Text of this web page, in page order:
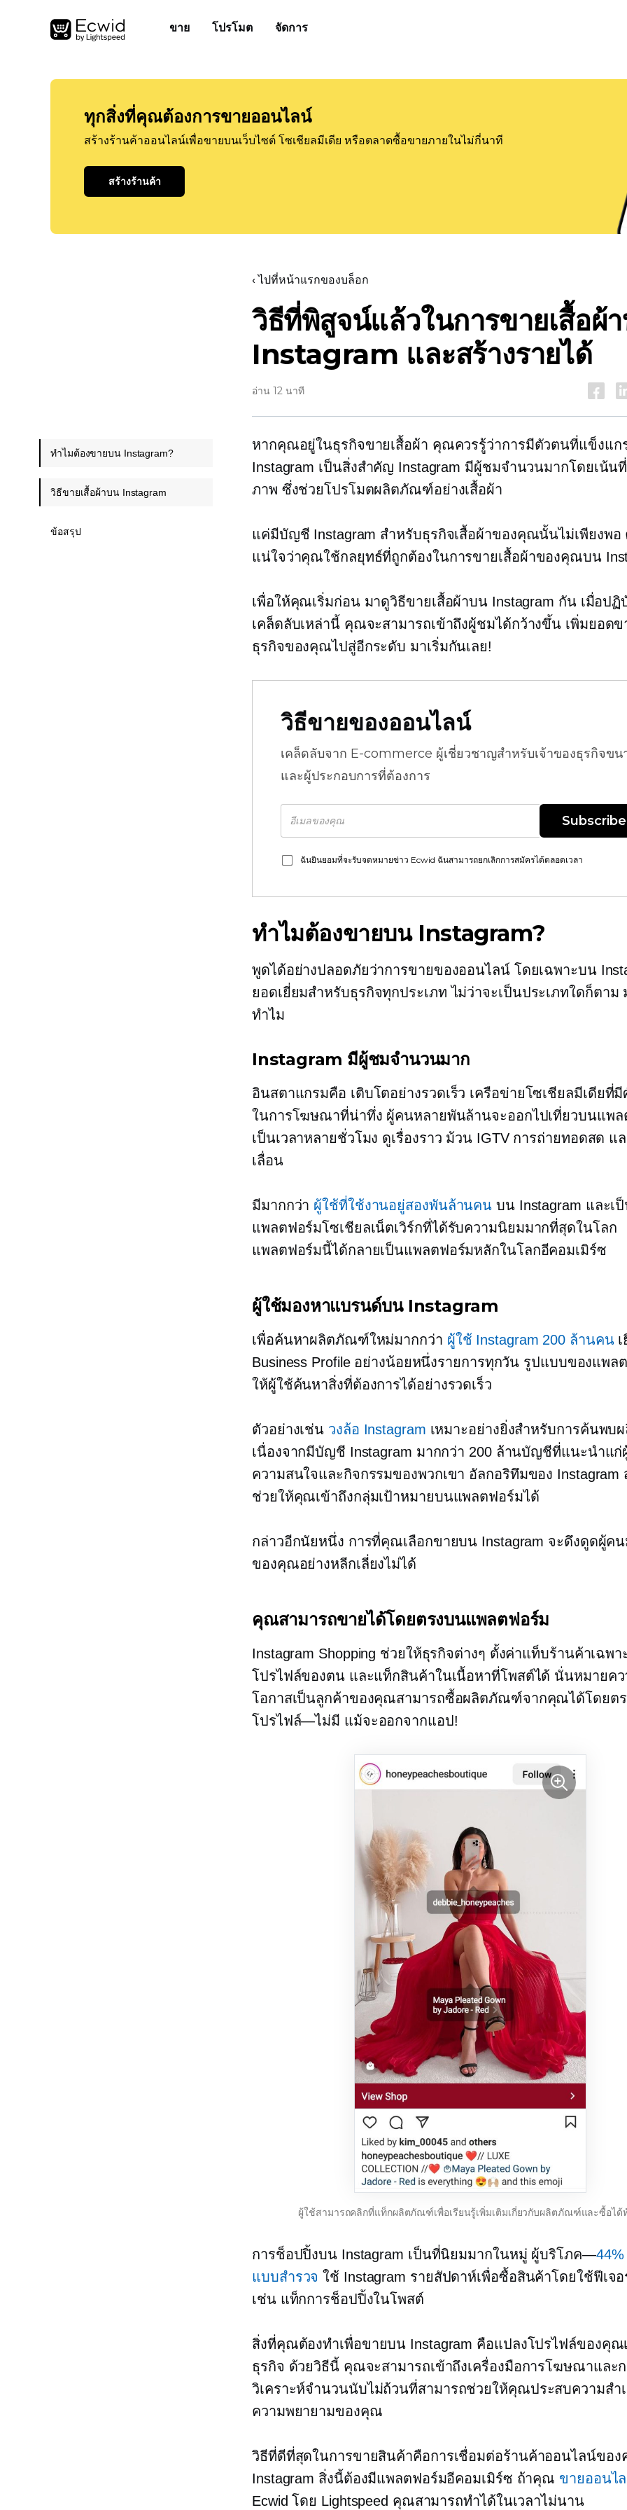
ขาย โปรโมต จัดการ
ทุกสิ่งที่คุณต้องการขายออนไลน์
สร้างร้านค้าออนไลน์เพื่อขายบนเว็บไซต์ โซเชียลมีเดีย หรือตลาดซื้อขายภายในไม่กี่นาที
สร้างร้านค้า
‹ ไปที่หน้าแรกของบล็อก
วิธีที่พิสูจน์แล้วในการขายเสื้อผ้
Instagram และสร้างรายได้
อ่าน 12 นาที
หากคุณอยู่ในธุรกิจขายเสื้อผ้า คุณควรรู้ว่าการมีตัวตนที่แข็งแก
Instagram เป็นสิ่งสำคัญ Instagram มีผู้ชมจำนวนมากโดยเน้น
ภาพ ซึ่งช่วยโปรโมตผลิตภัณฑ์อย่างเสื้อผ้า
แค่มีบัญชี Instagram สำหรับธุรกิจเสื้อผ้าของคุณนั้นไม่เพียงพ
แน่ใจว่าคุณใช้กลยุทธ์ที่ถูกต้องในการขายเสื้อผ้าของคุณบน
เพื่อให้คุณเริ่มก่อน มาดูวิธีขายเสื้อผ้าบน Instagram กัน เมื่อปฏิ
เคล็ดลับเหล่านี้ คุณจะสามารถเข้าถึงผู้ชมได้กว้างขึ้น เพิ่มยอด
ธุรกิจของคุณไปสู่อีกระดับ มาเริ่มกันเลย!
วิธีขายของออนไลน์
เคล็ดลับจาก E-commerce ผู้เชี่ยวชาญสำหรับเจ้าของธุรกิจขน
และผู้ประกอบการที่ต้องการ
Subscribe
ฉันยินยอมที่จะรับจดหมายข่าว Ecwid ฉันสามารถยกเลิกการสมัครได้ตลอดเวลา
ทำไมต้องขายบน Instagram?
พูดได้อย่างปลอดภัยว่าการขายของออนไลน์ โดยเฉพาะบน
ยอดเยี่ยมสำหรับธุรกิจทุกประเภท ไม่ว่าจะเป็นประเภทใดก็ตาม
ทำไม
Instagram มีผู้ชมจำนวนมาก
อินสตาแกรมคือ เติบโตอย่างรวดเร็ว เครือข่ายโซเชียลมีเดียที่
ในการโฆษณาที่น่าทึ่ง ผู้คนหลายพันล้านจะออกไปเที่ยวบนแพล
เป็นเวลาหลายชั่วโมง ดูเรื่องราว ม้วน IGTV การถ่ายทอดสด แ
เลื่อน
มีมากกว่า ผู้ใช้ที่ใช้งานอยู่สองพันล้านคน บน Instagram และเ
แพลตฟอร์มโซเชียลเน็ตเวิร์กที่ได้รับความนิยมมากที่สุดในโลก
แพลตฟอร์มนี้ได้กลายเป็นแพลตฟอร์มหลักในโลกอีคอมเมิร์ซ
ผู้ใช้มองหาแบรนด์บน Instagram
เพื่อค้นหาผลิตภัณฑ์ใหม่มากกว่า ผู้ใช้ Instagram 200 ล้านคนเ
Business Profile อย่างน้อยหนึ่งรายการทุกวัน รูปแบบของแพล
ให้ผู้ใช้ค้นหาสิ่งที่ต้องการได้อย่างรวดเร็ว
ตัวอย่างเช่น วงล้อ Instagram เหมาะอย่างยิ่งสำหรับการค้นพ
เนื่องจากมีบัญชี Instagram มากกว่า 200 ล้านบัญชีที่แนะนำแก่
ความสนใจและกิจกรรมของพวกเขา อัลกอริทึมของ Instagram
ช่วยให้คุณเข้าถึงกลุ่มเป้าหมายบนแพลตฟอร์มได้
กล่าวอีกนัยหนึ่ง การที่คุณเลือกขายบน Instagram จะดึงดูดผู้ค
ของคุณอย่างหลีกเลี่ยงไม่ได้
คุณสามารถขายได้โดยตรงบนแพลตฟอร์ม
Instagram Shopping ช่วยให้ธุรกิจต่างๆ ตั้งค่าแท็บร้านค้าเฉพา
โปรไฟล์ของตน และแท็กสินค้าในเนื้อหาที่โพสต์ได้ นั่นหมายคว
โอกาสเป็นลูกค้าของคุณสามารถซื้อผลิตภัณฑ์จากคุณได้โดยต
โปรไฟล์—ไม่มี แม้จะออกจากแอป!
ผู้ใช้สามารถคลิกที่แท็กผลิตภัณฑ์เพื่อเรียนรู้เพิ่มเติมเกี่ยวกับผลิตภัณฑ์และซื้อได้
การช็อปปิ้งบน Instagram เป็นที่นิยมมากในหมู่ ผู้บริโภค—
แบบสำรวจ ใช้ Instagram รายสัปดาห์เพื่อซื้อสินค้าโดยใช้ฟีเจอ
เช่น แท็กการช็อปปิ้งในโพสต์
สิ่งที่คุณต้องทำเพื่อขายบน Instagram คือแปลงโปรไฟล์ของคุ
ธุรกิจ ด้วยวิธีนี้ คุณจะสามารถเข้าถึงเครื่องมือการโฆษณาและ
วิเคราะห์จำนวนนับไม่ถ้วนที่สามารถช่วยให้คุณประสบความสำ
ความพยายามของคุณ
วิธีที่ดีที่สุดในการขายสินค้าคือการเชื่อมต่อร้านค้าออนไลน์ขอ
Instagram สิ่งนี้ต้องมีแพลตฟอร์มอีคอมเมิร์ซ ถ้าคุณ ขายออนไ
Ecwid โดย Lightspeed คุณสามารถทำได้ในเวลาไม่นาน
ทำไมต้องขายบน Instagram?
วิธีขายเสื้อผ้าบน Instagram
ข้อสรุป